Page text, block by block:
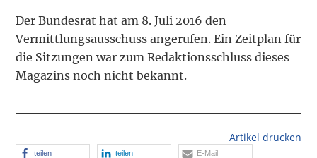
Der Bundesrat hat am 8. Juli 2016 den
Vermittlungsausschuss angerufen. Ein Zeitplan für
die Sitzungen war zum Redaktionsschluss dieses
Magazins noch nicht bekannt.
Artikel drucken
teilen teilen E-Mail